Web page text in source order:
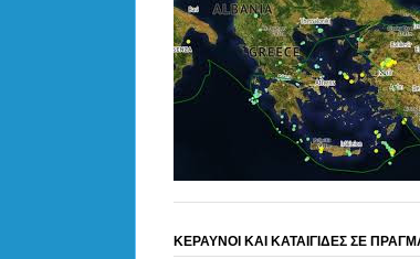
ΚΕΡΑΥΝΟΙ ΚΑΙ ΚΑΤΑΙΓΙΔΕΣ ΣΕ